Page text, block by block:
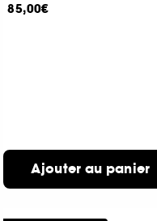
85,00€
Ajouter au panier